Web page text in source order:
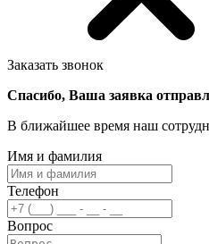
Заказать звонок
Спасибо, Ваша заявка
В ближайшее время наш
Имя и фамилия
Телефон
Вопрос